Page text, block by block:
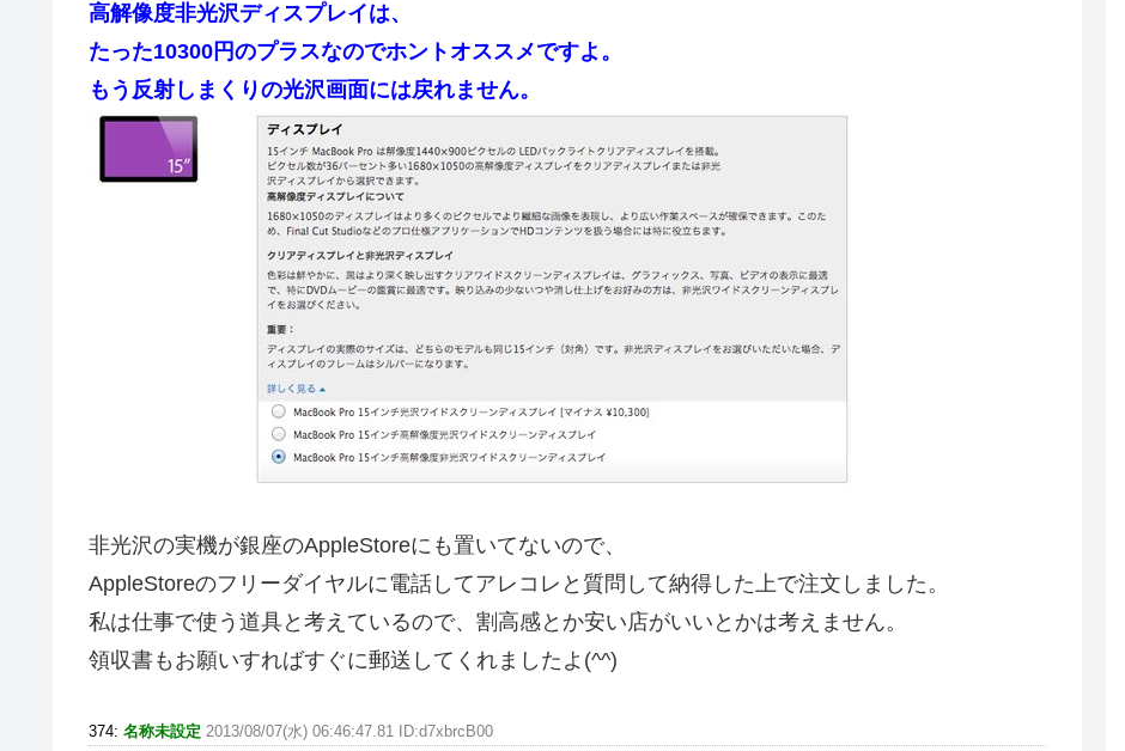
高解像度非光沢ディスプレイは、
たった10300円のプラスなのでホントオススメですよ。
もう反射しまくりの光沢画面には戻れません。
非光沢の実機が銀座のAppleStoreにも置いてないので、
AppleStoreのフリーダイヤルに電話してアレコレと質問して納得した上で注文しました。
私は仕事で使う道具と考えているので、割高感とか安い店がいいとかは考えません。
領収書もお願いすればすぐに郵送してくれましたよ(^^)
374: 名称未設定 2013/08/07(水) 06:46:47.81 ID:d7xbrcB00